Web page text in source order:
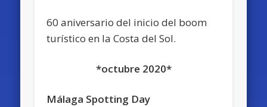
60 aniversario del inicio del boom
turístico en la Costa del Sol.
*octubre 2020*
Málaga Spotting Day